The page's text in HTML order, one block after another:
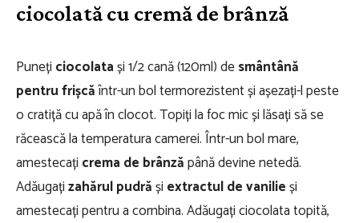
ciocolată cu cremă de brânză
Puneți ciocolatași 1/2 cană (120ml) desmântână
pentru frișcăîntr-un bol termorezistent și așezați-l peste
o cratiță cu apă în clocot. Topiți la foc mic și lăsați să se
răcească la temperatura camerei. Într-un bol mare,
amestecați crema de brânzăpână devine netedă.
Adăugațizahărul pudrăși extractul de vanilieși
amestecați pentru a combina. Adăugați ciocolata topită,